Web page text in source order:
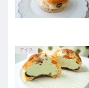
アイス